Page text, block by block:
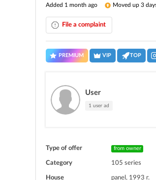
Added 1 month ago Moved up 3
File a complaint
PREMIUM VIP TOP
User
1 user ad
Type of offer from owner
Category 105 series
House panel, 1993 г.